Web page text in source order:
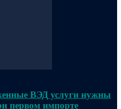
ВЭД услуги нужны
первом импорте